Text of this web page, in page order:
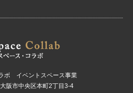
ボ イベントスペース事業
阪市中央区本町2丁目3-4